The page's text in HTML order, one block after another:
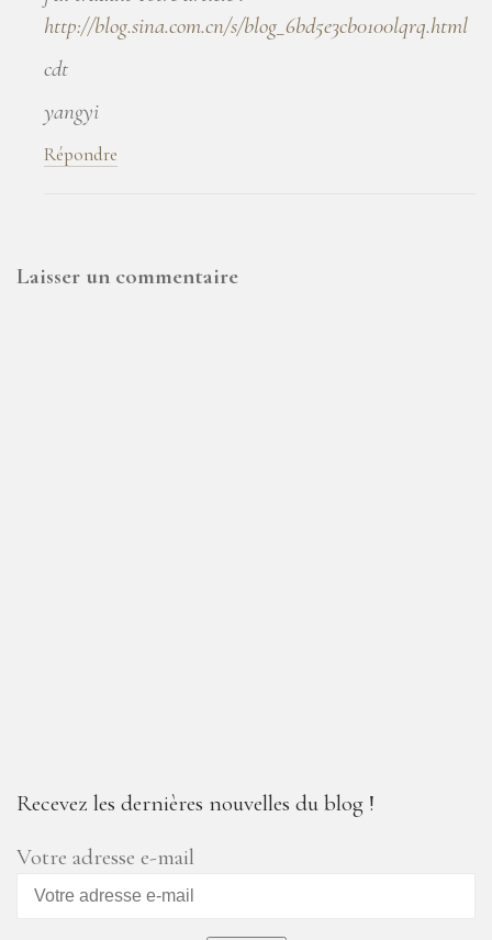
http://blog.sina.com.cn/s/blog_6bd5e3cb0100lqrq.html
cdt
yangyi
Répondre
Laisser un commentaire
Recevez les dernières nouvelles du blog !
Votre adresse e-mail